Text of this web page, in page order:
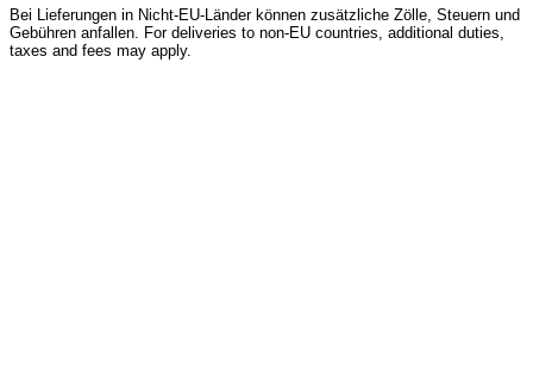
Bei Lieferungen in Nicht-EU-Länder können zusätzliche Zölle, Steuern und
Gebühren anfallen. For deliveries to non-EU countries, additional duties,
taxes and fees may apply.